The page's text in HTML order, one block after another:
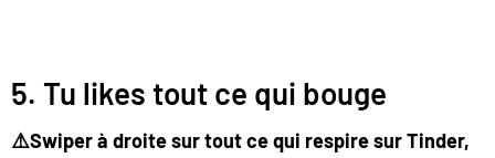
5. Tu likes tout ce qui bouge
⚠️Swiper à droite sur tout ce qui respire sur Tinder,